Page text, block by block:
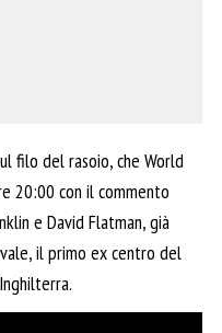
filo del rasoio, che World
20:00 con il commento
e David Flatman, già
il primo ex centro del